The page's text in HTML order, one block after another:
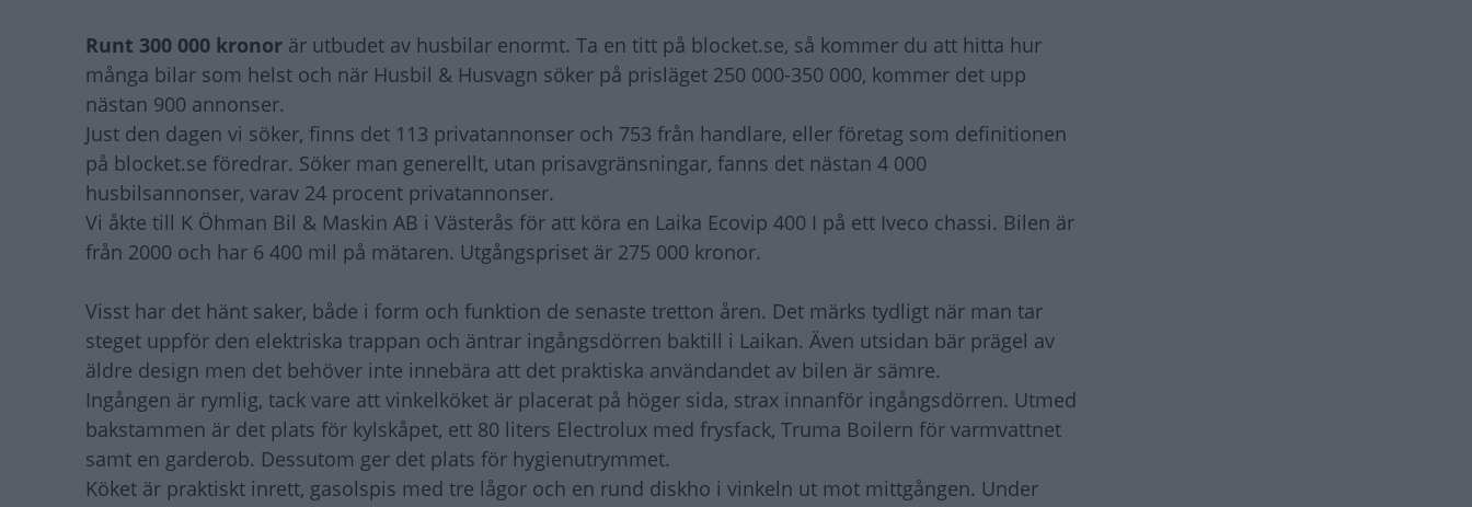
Runt 300 000 kronor är utbudet av husbilar enormt. Ta en titt på blocket.se, så kommer du att hitta hur
många bilar som helst och när Husbil & Husvagn söker på prisläget 250 000-350 000, kommer det upp
nästan 900 annonser.
Just den dagen vi söker, finns det 113 privatannonser och 753 från handlare, eller företag som definitionen
på blocket.se föredrar. Söker man generellt, utan prisavgränsningar, fanns det nästan 4 000
husbilsannonser, varav 24 procent privatannonser.
Vi åkte till K Öhman Bil & Maskin AB i Västerås för att köra en Laika Ecovip 400 I på ett Iveco chassi. Bilen är
från 2000 och har 6 400 mil på mätaren. Utgångspriset är 275 000 kronor.
Visst har det hänt saker, både i form och funktion de senaste tretton åren. Det märks tydligt när man tar
steget uppför den elektriska trappan och äntrar ingångsdörren baktill i Laikan. Även utsidan bär prägel av
äldre design men det behöver inte innebära att det praktiska användandet av bilen är sämre.
Ingången är rymlig, tack vare att vinkelköket är placerat på höger sida, strax innanför ingångsdörren. Utmed
bakstammen är det plats för kylskåpet, ett 80 liters Electrolux med frysfack, Truma Boilern för varmvattnet
samt en garderob. Dessutom ger det plats för hygienutrymmet.
Köket är praktiskt inrett, gasolspis med tre lågor och en rund diskho i vinkeln ut mot mittgången. Under